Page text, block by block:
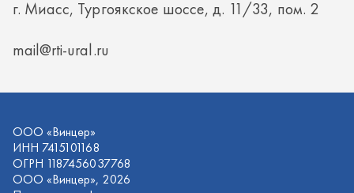
Политика конфиденциальности